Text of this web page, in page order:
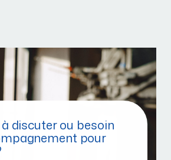
discuter ou besoin
pour